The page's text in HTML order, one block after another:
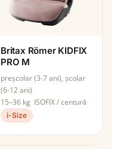
Britax Römer KIDFIX
PRO M
preșcolar (3-7 ani), școlar
(6-12 ani)
15–36 kg ISOFIX / centură
i-Size